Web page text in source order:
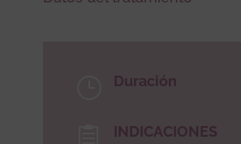
Duración
INDICACIONES